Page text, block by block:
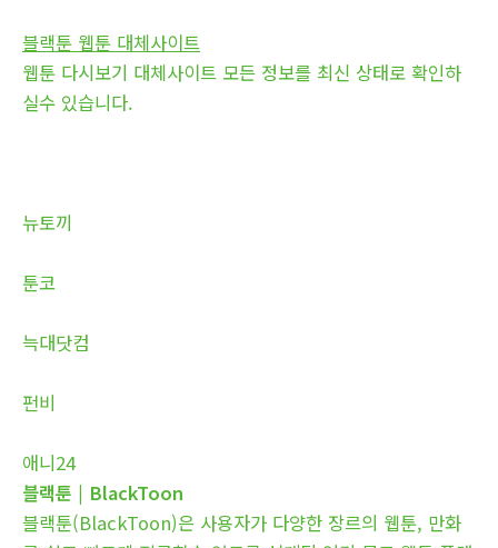
블랙툰 웹툰 대체사이트
웹툰 다시보기 대체사이트 모든 정보를 최신 상태로 확인하
실수 있습니다.
뉴토끼
툰코
늑대닷컴
펀비
애니24
블랙툰 | BlackToon
블랙툰(BlackToon)은 사용자가 다양한 장르의 웹툰, 만화